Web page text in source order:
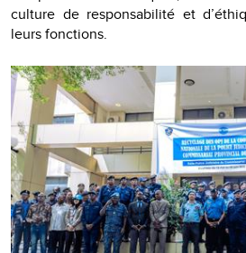
culture de responsabilité et
leurs fonctions.